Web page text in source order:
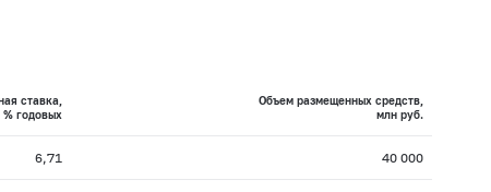
ставка,
% годовых
Объем размещенных средств,
млн руб.
6,71 40 000